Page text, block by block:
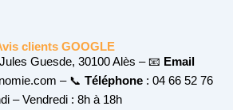
clients GOOGLE
Guesde, 30100 Alès – 📧 Email
– 📞 Téléphone : 04 66 52 76
– Vendredi : 8h à 18h